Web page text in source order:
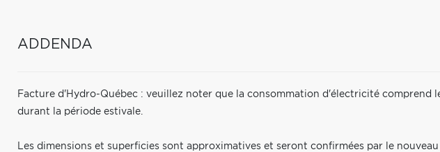
ADDENDA
Facture d'Hydro-Québec : veuillez noter que la consommation d'électricité comprend
durant la période estivale.
Les dimensions et superficies sont approximatives et seront confirmées par le